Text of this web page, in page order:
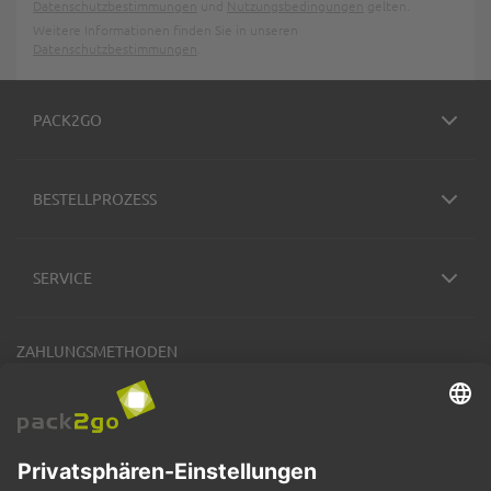
PACK2GO
BESTELLPROZESS
SERVICE
ZAHLUNGSMETHODEN
VERSANDARTEN